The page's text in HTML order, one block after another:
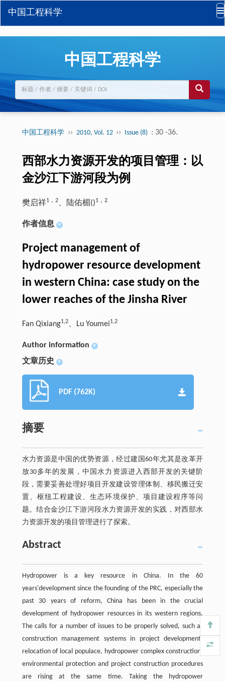
中国工程科学
中国工程科学
中国工程科学 ›› 2010, Vol. 12 ›› Issue (8) : 30 -36.
西部水力资源开发的项目管理：以
金沙江下游河段为例
樊启祥1，2、陆佑楣()1，2
作者信息 +
Project management of
hydropower resource development
in western China: case study on the
lower reaches of the Jinsha River
Fan Qixiang1,2、Lu Youmei1,2
Author information +
文章历史 +
PDF (762K)
摘要
水力资源是中国的优势资源，经过建国60年尤其是改革开
放30多年的发展，中国水力资源进入西部开发的关键阶
段，需要妥善处理好项目开发建设管理体制、移民搬迁安
置、枢纽工程建设、生态环境保护、项目建设程序等问
题。结合金沙江下游河段水力资源开发的实践，对西部水
力资源开发的项目管理进行了探索。
Abstract
Hydropower is a key resource in China. In the 60
years'development since the founding of the PRC, especially the
past 30 years of reform, China has been in the crucial
development of hydropower resources in its western regions.
The calls for a number of issues to be properly solved, such as
construction management systems in project development,
relocation of local populace, hydropower complex construction,
environmental protection and project construction procedures
are rising at the same time. Taking the hydropower